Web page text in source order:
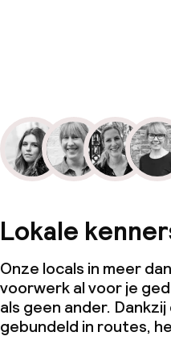
Lokale
Onze locals in meer
voorwerk al voor je
als geen ander.
gebundeld in routes,